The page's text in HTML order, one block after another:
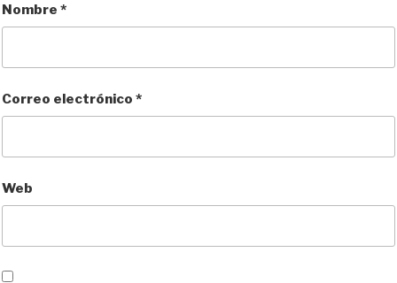
Nombre *
Correo electrónico *
Web